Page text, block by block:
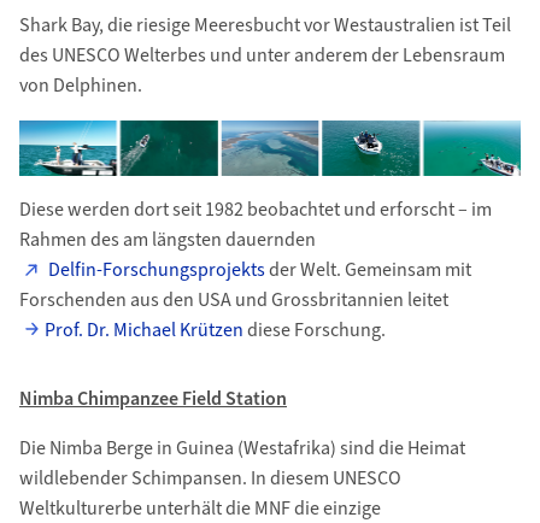
Shark Bay, die riesige Meeresbucht vor Westaustralien ist Teil
des UNESCO Welterbes und unter anderem der Lebensraum
von Delphinen.
Diese werden dort seit 1982 beobachtet und erforscht – im
Rahmen des am längsten dauernden
Delfin-Forschungsprojektsder Welt. Gemeinsam mit
Forschenden aus den USA und Grossbritannien leitet
Prof. Dr. Michael Krützendiese Forschung.
Nimba Chimpanzee Field Station
Die Nimba Berge in Guinea (Westafrika) sind die Heimat
wildlebender Schimpansen. In diesem UNESCO
Weltkulturerbe unterhält die MNF die einzige